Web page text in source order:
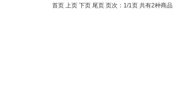
首页 上页 下页 尾页 页次：1/1页 共有2种商品